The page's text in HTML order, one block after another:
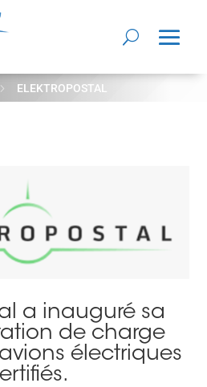
5 ELEKTROPOSTAL
a inauguré sa
de charge
électriques